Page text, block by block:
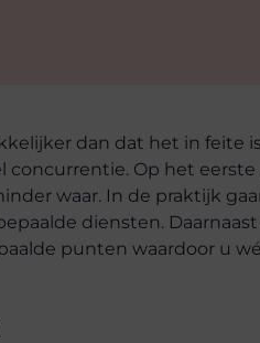
dan dat het in feite
Op het
waar. In de praktijk
diensten.
punten waardoor u